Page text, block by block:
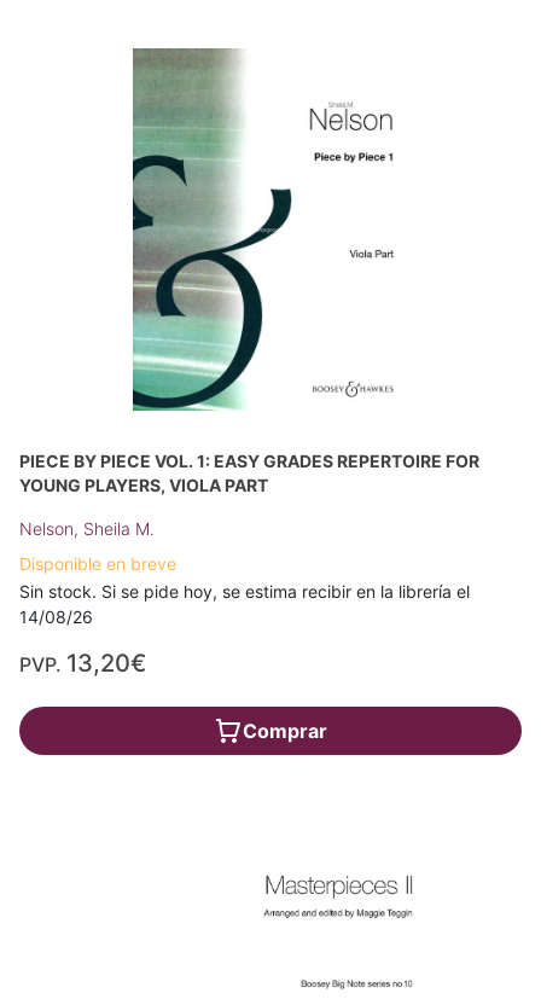
PIECE BY PIECE VOL. 1: EASY GRADES REPERTOIRE FOR
YOUNG PLAYERS, VIOLA PART
Nelson, Sheila M.
Disponible en breve
Sin stock. Si se pide hoy, se estima recibir en la librería el
14/08/26
PVP. 13,20€
Comprar